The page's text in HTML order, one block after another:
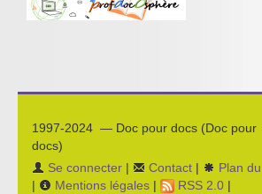
1997-2024 — Doc pour docs (Doc pour
docs)
Se connecter | Contact |
Plan
|
Mentions légales | RSS 2.0 |